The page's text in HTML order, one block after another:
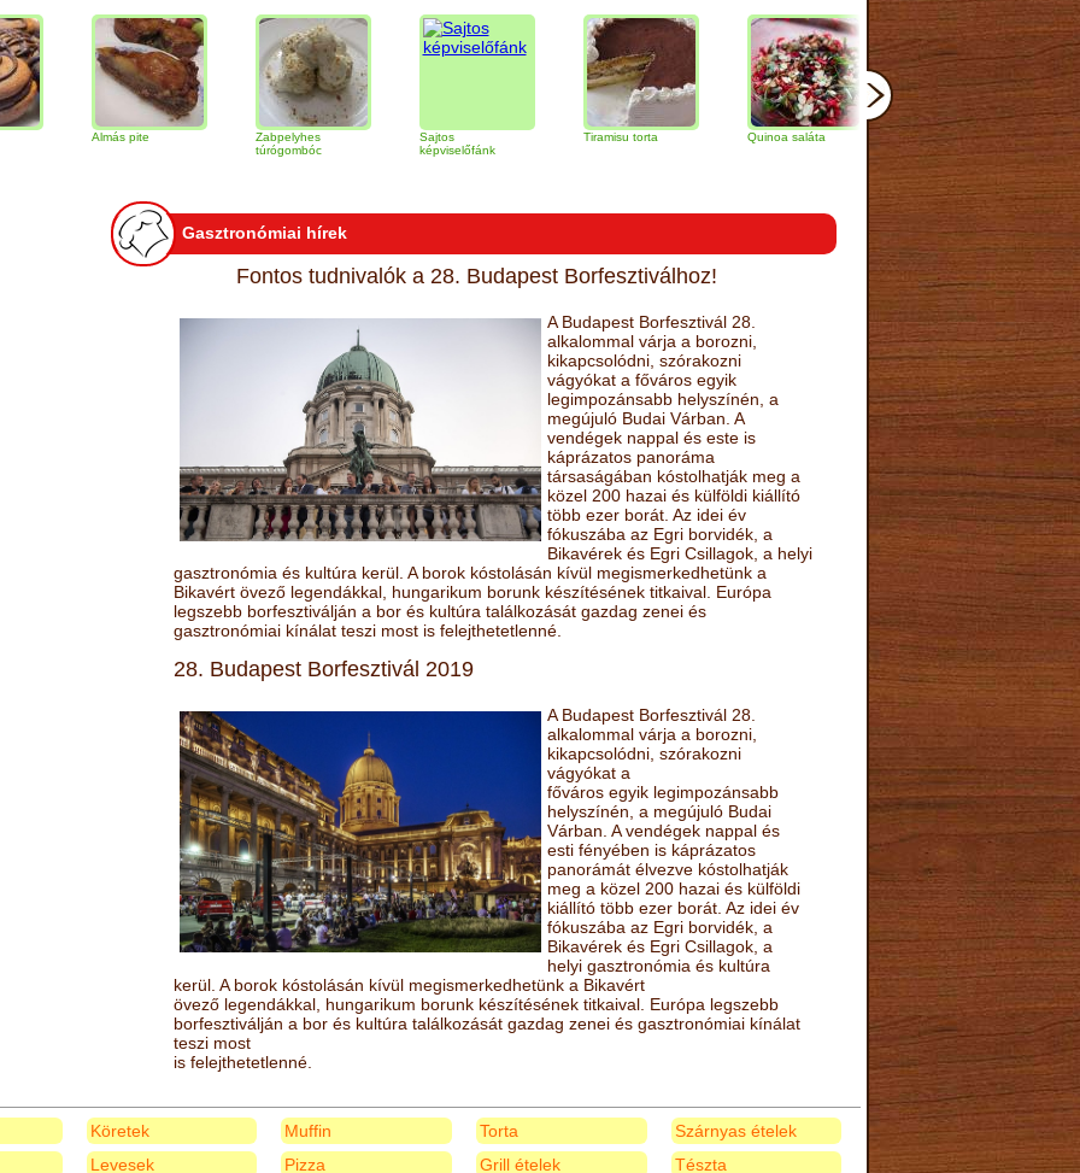
Zabpelyhes
túrógombóc
képviselőfánk
Tiramisu torta Quinoa saláta Mandulás kifli
narancs
Gasztronómiai hírek
Fontos tudnivalók a 28. Budapest Borfesztiválhoz!
A Budapest Borfesztivál 28.
alkalommal várja a borozni,
kikapcsolódni, szórakozni
vágyókat a főváros egyik
legimpozánsabb helyszínén, a
megújuló Budai Várban. A
vendégek nappal és este is
káprázatos panoráma
társaságában kóstolhatják meg a
közel 200 hazai és külföldi kiállító
több ezer borát. Az idei év
fókuszába az Egri borvidék, a
Bikavérek és Egri Csillagok, a helyi
gasztronómia és kultúra kerül. A borok kóstolásán kívül megismerkedhetünk a
Bikavért övező legendákkal, hungarikum borunk készítésének titkaival. Európa
legszebb borfesztiválján a bor és kultúra találkozását gazdag zenei és
gasztronómiai kínálat teszi most is felejthetetlenné.
28. Budapest Borfesztivál 2019
A Budapest Borfesztivál 28.
alkalommal várja a borozni,
kikapcsolódni, szórakozni
vágyókat a
főváros egyik legimpozánsabb
helyszínén, a megújuló Budai
Várban. A vendégek nappal és
esti fényében is káprázatos
panorámát élvezve kóstolhatják
meg a közel 200 hazai és külföldi
kiállító több ezer borát. Az idei év
fókuszába az Egri borvidék, a
Bikavérek és Egri Csillagok, a
helyi gasztronómia és kultúra
kerül. A borok kóstolásán kívül megismerkedhetünk a Bikavért
övező legendákkal, hungarikum borunk készítésének titkaival. Európa legszebb
borfesztiválján a bor és kultúra találkozását gazdag zenei és gasztronómiai kínálat
teszi most
is felejthetetlenné.
Köretek
Levesek
Muffin
Pizza
Torta
Grill ételek
Szárnyas ételek
Tészta